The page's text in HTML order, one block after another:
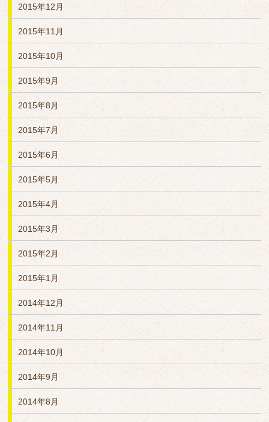
2015年12月
2015年11月
2015年10月
2015年9月
2015年8月
2015年7月
2015年6月
2015年5月
2015年4月
2015年3月
2015年2月
2015年1月
2014年12月
2014年11月
2014年10月
2014年9月
2014年8月